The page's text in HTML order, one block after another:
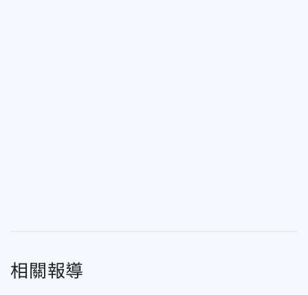
相關報導